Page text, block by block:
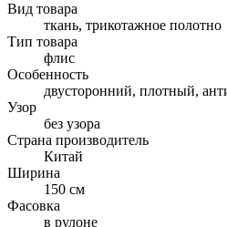
Вид товара
ткань, трикотажное полотно
Тип товара
флис
Особенность
двусторонний, плотный,
Узор
без узора
Страна производитель
Китай
Ширина
150 см
Фасовка
в рулоне